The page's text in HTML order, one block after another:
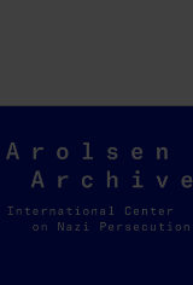
Arolsen
Archives